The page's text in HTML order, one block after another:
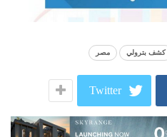
كشف بترولي مصر
Twitter